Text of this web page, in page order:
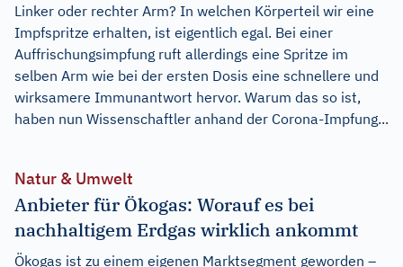
Linker oder rechter Arm? In welchen Körperteil wir eine
Impfspritze erhalten, ist eigentlich egal. Bei einer
Auffrischungsimpfung ruft allerdings eine Spritze im
selben Arm wie bei der ersten Dosis eine schnellere und
wirksamere Immunantwort hervor. Warum das so ist,
haben nun Wissenschaftler anhand der Corona-Impfung...
Natur & Umwelt
Anbieter für Ökogas: Worauf es bei
nachhaltigem Erdgas wirklich ankommt
Ökogas ist zu einem eigenen Marktsegment geworden –